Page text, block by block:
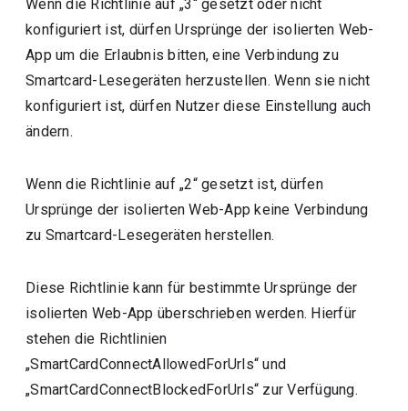
Wenn die Richtlinie auf „3“ gesetzt oder nicht
konfiguriert ist, dürfen Ursprünge der isolierten Web-
App um die Erlaubnis bitten, eine Verbindung zu
Smartcard-Lesegeräten herzustellen. Wenn sie nicht
konfiguriert ist, dürfen Nutzer diese Einstellung auch
ändern.
Wenn die Richtlinie auf „2“ gesetzt ist, dürfen
Ursprünge der isolierten Web-App keine Verbindung
zu Smartcard-Lesegeräten herstellen.
Diese Richtlinie kann für bestimmte Ursprünge der
isolierten Web-App überschrieben werden. Hierfür
stehen die Richtlinien
„SmartCardConnectAllowedForUrls“ und
„SmartCardConnectBlockedForUrls“ zur Verfügung.